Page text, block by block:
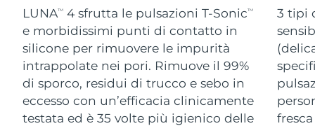
LUNATM 4 sfrutta le pulsazioni T-SonicTM
e morbidissimi punti di contatto in
silicone per rimuovere le impurità
intrappolate nei pori. Rimuove il 99%
di sporco, residui di trucco e sebo in
eccesso con un’efficacia clinicamente
testata ed è 35 volte più igienico delle
3 tipi
For healthy hair
18% PAP
Cosmetici Uomini
Vedi tutto
Israele Consegna stimata 8/13/26
Italia Consegna stimata 8/9/26
Giappone Consegna stimata 8/12/26
Jersey Consegna stimata 8/14/26